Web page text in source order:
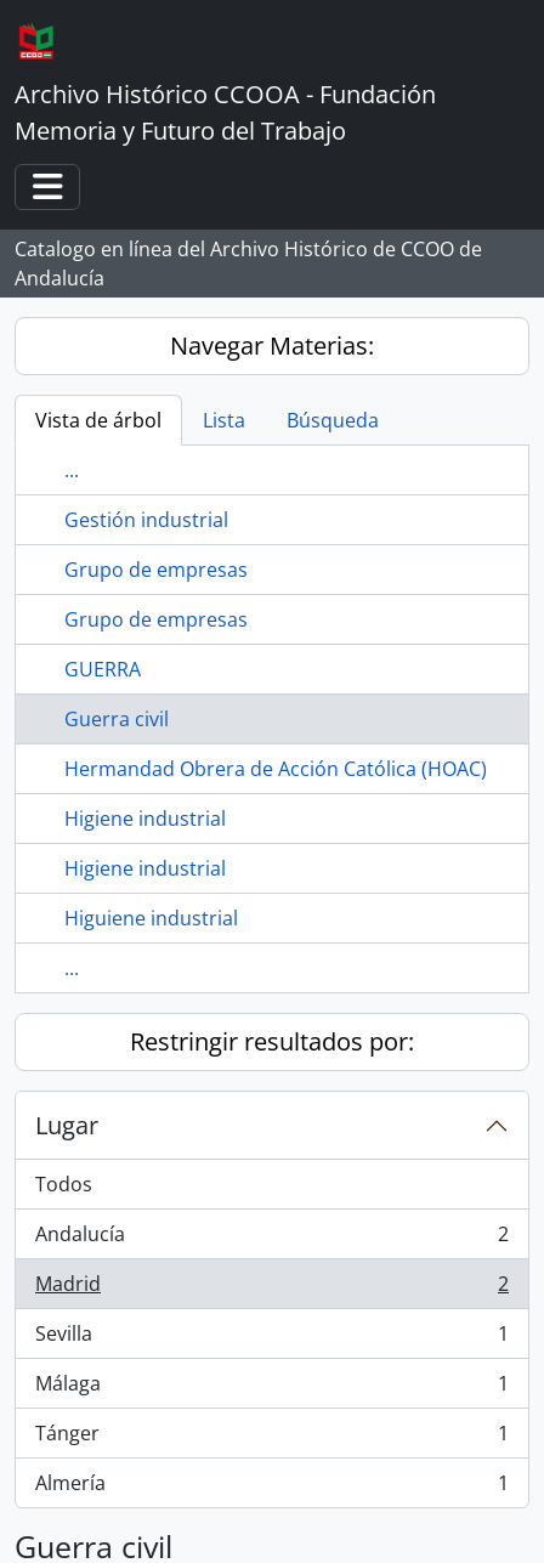
Skip to main content
Archivo Histórico CCOOA - Fundación
Memoria y Futuro del Trabajo
Toggle navigation
Catalogo en línea del Archivo Histórico de CCOO de
Andalucía
Navegar Materias:
Vista de árbol Lista
Búsqueda
...
Gestión industrial
Grupo de empresas
Grupo de empresas
GUERRA
Guerra civil
Hermandad Obrera de Acción Católica (HOAC)
Higiene industrial
Higiene industrial
Higuiene industrial
...
Restringir resultados por:
Lugar
Todos
Andalucía
, 2 resultados
2
Madrid
, 2 resultados
2
Sevilla
, 1 resultados
1
Málaga
, 1 resultados
1
Tánger
, 1 resultados
1
Almería
, 1 resultados 1
Guerra civil